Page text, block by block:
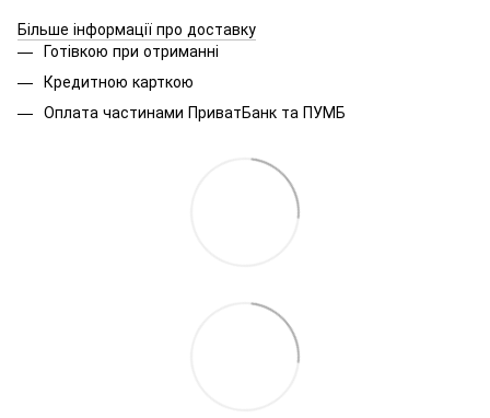
Більше інформації про доставку
Готівкою при отриманні
Кредитною карткою
Оплата частинами ПриватБанк та ПУМБ